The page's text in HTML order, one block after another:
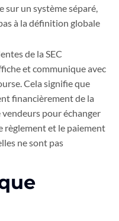
sur un système séparé,
à la définition globale
de la SEC
et communique avec
Cela signifie que
financièrement de la
vendeurs pour échanger
règlement et le paiement
ne sont pas